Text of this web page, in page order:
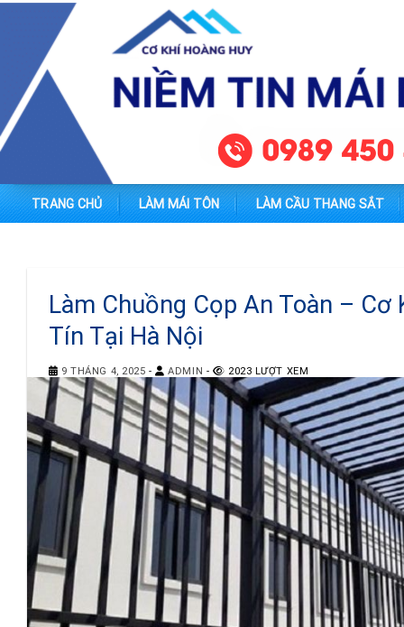
content
TRANG CHỦ LÀM MÁI TÔN LÀM CẦU THANG SẮT
Làm Chuồng Cọp An Toàn – Cơ
Tín Tại Hà Nội
9 THÁNG 4, 2025 - ADMIN - 2023 LƯỢT XEM